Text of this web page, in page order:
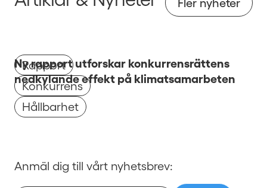
Rapport
Konkurrens
Hållbarhet
Ny rapport utforskar konkurrensrättens
nedkylande effekt på klimatsamarbeten
Anmäl dig till vårt nyhetsbrev: